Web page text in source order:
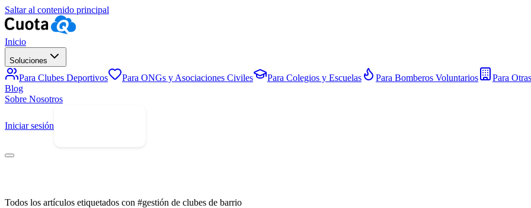
Saltar al contenido principal
Inicio
Soluciones
Para Clubes Deportivos Para ONGs y Asociaciones Civiles Para Colegios y Escuelas Para Bomberos Voluntarios
Para
Blog
Sobre Nosotros
Iniciar sesión
Todos los artículos etiquetados con #gestión de clubes de barrio